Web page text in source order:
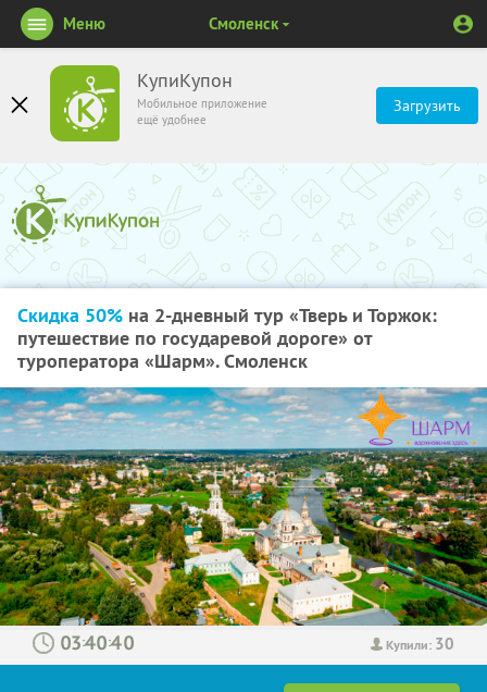
КупиКупон
Мобильное приложение
ещё удобнее
Загрузить
Меню Смоленск
Скидка 50% на 2-дневный тур «Тверь и Торжок:
путешествие по государевой дороге» от
туроператора «Шарм». Смоленск
Купили: 30
: :